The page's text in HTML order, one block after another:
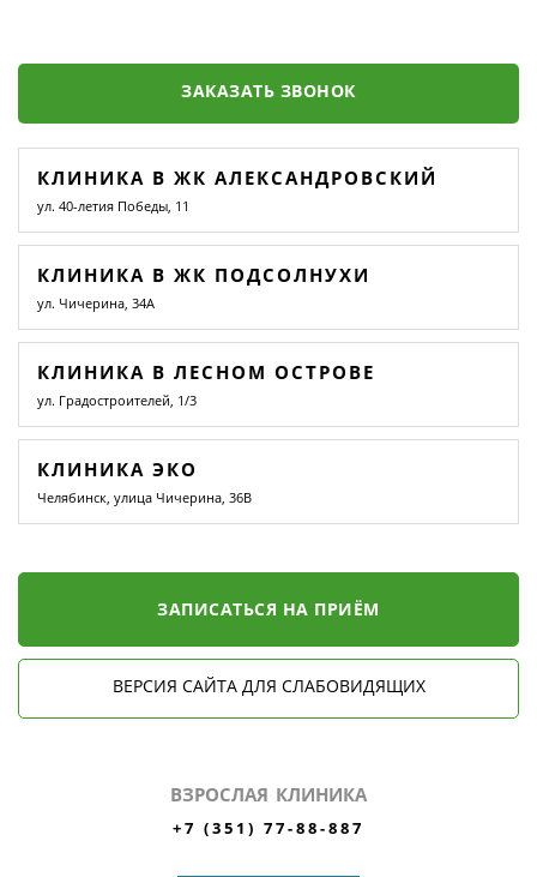
ЗАКАЗАТЬ ЗВОНОК
КЛИНИКА В ЖК АЛЕКСАНДРОВСКИЙ
ул. 40-летия Победы, 11
КЛИНИКА В ЖК ПОДСОЛНУХИ
ул. Чичерина, 34А
КЛИНИКА В ЛЕСНОМ ОСТРОВЕ
ул. Градостроителей, 1/3
КЛИНИКА ЭКО
Челябинск, улица Чичерина, 36В
ЗАПИСАТЬСЯ НА ПРИЁМ
ВЕРСИЯ САЙТА ДЛЯ СЛАБОВИДЯЩИХ
ВЗРОСЛАЯ КЛИНИКА
+7 (351) 77-88-887